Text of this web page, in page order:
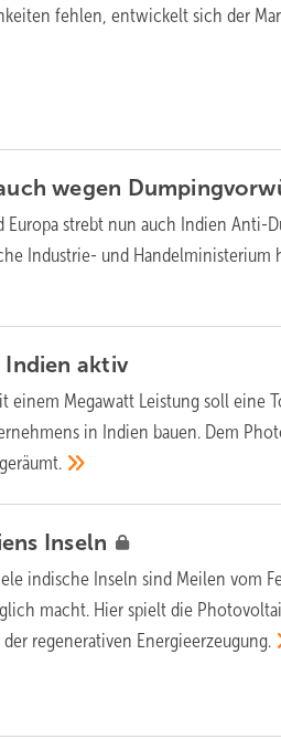
fehlen, entwickelt sich der
wegen
Europa strebt nun auch Indien Anti-
Industrie- und Handelministerium
Indien aktiv
einem Megawatt Leistung soll eine
in Indien bauen. Dem
Inseln
indische Inseln sind Meilen vom
macht. Hier spielt die
regenerativen Energieerzeugung.